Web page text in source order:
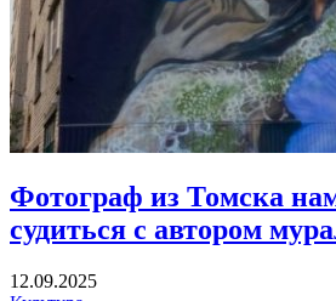
Фотограф из Томска
судиться с автором
12.09.2025